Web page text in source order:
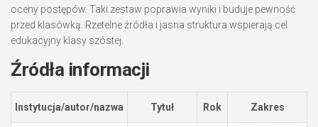
oceny postępów. Taki zestaw poprawia wyniki i buduje pewność
przed klasówką. Rzetelne źródła i jasna struktura wspierają cel
edukacyjny klasy szóstej.
Źródła informacji
Instytucja/autor/nazwa Tytuł Rok Zakres